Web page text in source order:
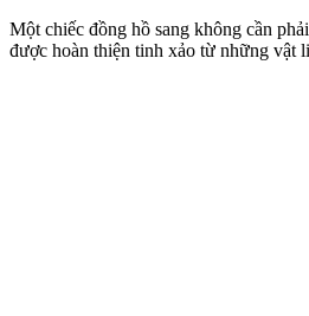
Một chiếc đồng hồ sang không cần
được hoàn thiện tinh xảo từ những vật